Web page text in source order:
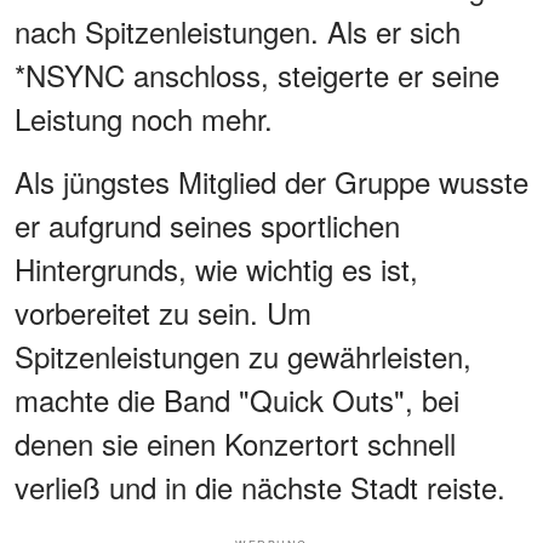
nach Spitzenleistungen. Als er sich
*NSYNC anschloss, steigerte er seine
Leistung noch mehr.
Als jüngstes Mitglied der Gruppe wusste
er aufgrund seines sportlichen
Hintergrunds, wie wichtig es ist,
vorbereitet zu sein. Um
Spitzenleistungen zu gewährleisten,
machte die Band "Quick Outs", bei
denen sie einen Konzertort schnell
verließ und in die nächste Stadt reiste.